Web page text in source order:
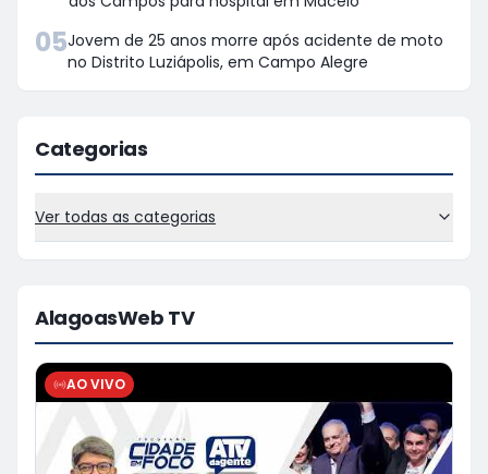
05Jovem de 25 anos morre após acidente de moto
no Distrito Luziápolis, em Campo Alegre
Categorias
Ver todas as categorias
AlagoasWeb TV
AO VIVO